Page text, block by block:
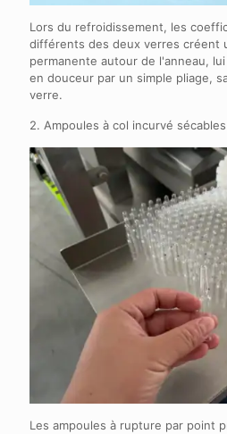
Lors du refroidissement, les
différents des deux verres créent
permanente autour de l'anneau,
en douceur par un simple pliage,
verre.
2. Ampoules à col incurvé
Les ampoules à rupture par point